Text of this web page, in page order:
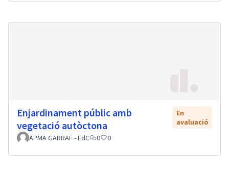
Enjardinament públic amb
vegetació autòctona
En
avaluació
APMA GARRAF - EdC
0 0